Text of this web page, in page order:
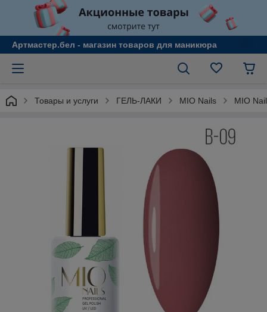
Артмастер.бел - магазин товаров для маникюра
Товары и услуги ГЕЛЬ-ЛАКИ MIO Nails MIO